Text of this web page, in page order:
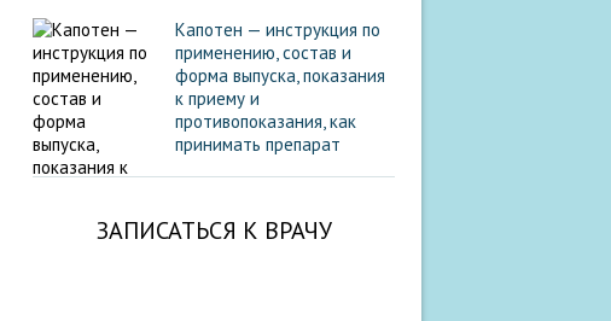
Капотен — инструкция по
применению, состав и
форма выпуска, показания
к приему и
противопоказания, как
принимать препарат
ЗАПИСАТЬСЯ К ВРАЧУ